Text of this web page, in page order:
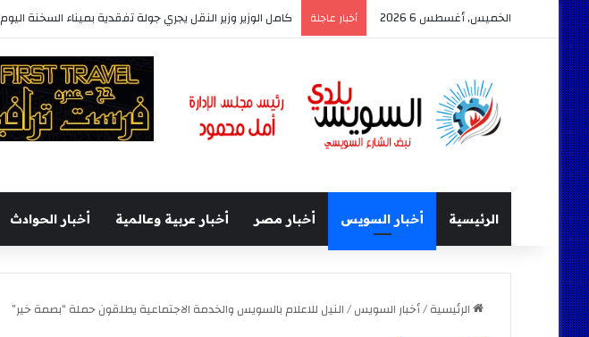
الخميس, أغسطس 6 2026 أخبار عاجلة كامل الوزير وزير النقل يجري جولة تفقدية بميناء السخنة اليوم
الرئيسية أخبار السويس أخبار مصر أخبار عربية وعالمية أخبار الحوادث
الرئيسية/أخبار السويس/النيل للاعلام بالسويس والخدمة الاجتماعية يطلقون حملة “بصمة خير”